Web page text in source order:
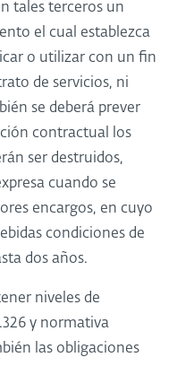
tales terceros un
el cual establezca
o utilizar con un fin
de servicios, ni
se deberá prever
contractual los
ser destruidos,
cuando se
encargos, en cuyo
condiciones de
dos años.
niveles de
y normativa
las obligaciones